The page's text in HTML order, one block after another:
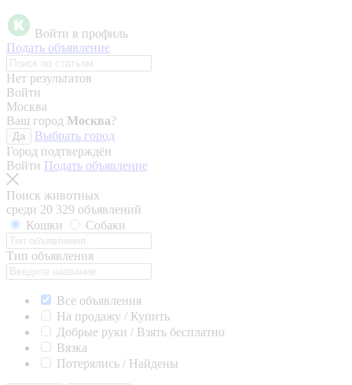
Войти в профиль
Подать объявление
Нет результатов
Войти
Москва
Ваш город Москва?
Да
Выбрать город
Город подтверждён
Войти Подать объявление
Поиск животных
среди 20 329 объявлений
Кошки
Собаки
Тип объявления
Все объявления
На продажу / Купить
Добрые руки / Взять бесплатно
Вязка
Потерялись / Найдены